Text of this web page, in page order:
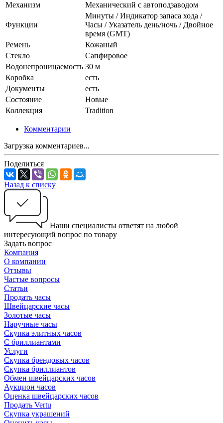
Механизм
Механический с автоподзаводом
Функции
Минуты / Индикатор запаса хода /
Часы / Указатель день/ночь / Двойное
время (GMT)
Ремень
Кожаный
Стекло
Сапфировое
Водонепроницаемость 30 м
Коробка
есть
Документы
есть
Состояние
Новые
Коллекция
Tradition
Комментарии
Загрузка комментариев...
Поделиться
Назад к списку
Наши специалисты ответят на любой
интересующий вопрос по товару
Задать вопрос
Компания
О компании
Отзывы
Частые вопросы
Статьи
Продать часы
Швейцарские часы
Золотые часы
Наручные часы
Скупка элитных часов
С бриллиантами
Услуги
Скупка брендовых часов
Скупка бриллиантов
Обмен швейцарских часов
Аукцион часов
Оценка швейцарских часов
Продать Vertu
Скупка украшений